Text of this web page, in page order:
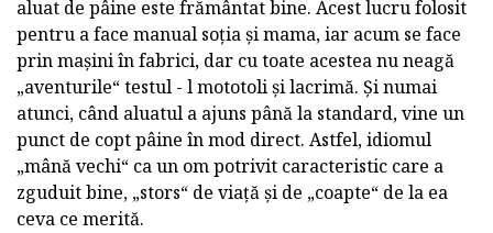
aluat de pâine este frământat bine. Acest lucru folosit
pentru a face manual soția și mama, iar acum se face
prin mașini în fabrici, dar cu toate acestea nu neagă
„aventurile“ testul - l mototoli și lacrimă. Și numai
atunci, când aluatul a ajuns până la standard, vine un
punct de copt pâine în mod direct. Astfel, idiomul
„mână vechi“ ca un om potrivit caracteristic care a
zguduit bine, „stors“ de viață și de „coapte“ de la ea
ceva ce merită.